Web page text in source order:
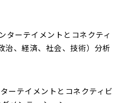
ターテイメントとコネクティ
治、経済、社会、技術）分析
ーテイメントとコネクティビ